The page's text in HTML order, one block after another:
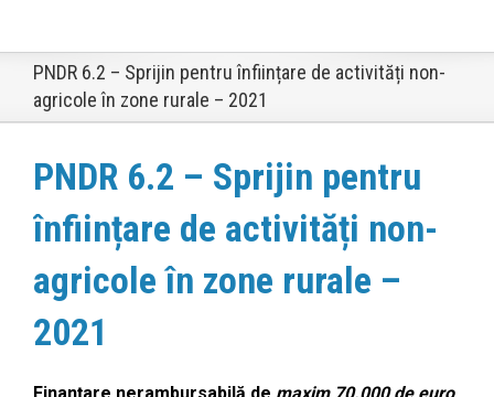
PNDR 6.2 – Sprijin pentru înființare de activități non-
agricole în zone rurale – 2021
PNDR 6.2 – Sprijin pentru
înființare de activități non-
agricole în zone rurale –
2021